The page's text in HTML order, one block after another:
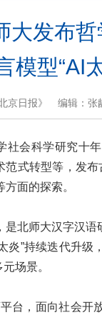
大发布
模型“AI
京日报》 编辑：张
社会科学研究十
式转型等，发
面的探索。
是北师大汉字汉
炎”持续迭代升
场景。
台，面向社会